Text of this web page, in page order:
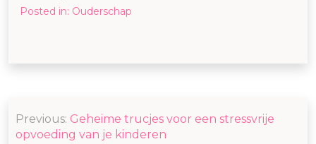
Posted in: Ouderschap
Post
navigation
Previous: Geheime trucjes voor een stressvrije
opvoeding van je kinderen